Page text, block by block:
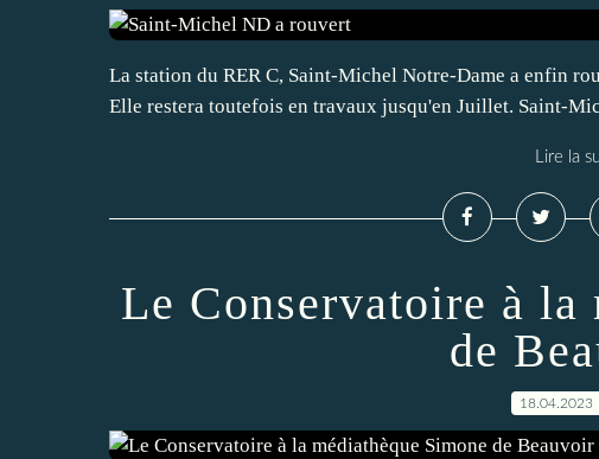
La station du RER C, Saint-Michel Notre-Dame a enfin
Elle restera toutefois en travaux jusqu'en Juillet. Saint-
Lire la
Le Conservatoire à la
de
18.04.2023